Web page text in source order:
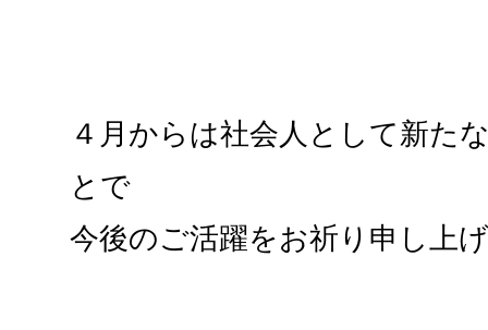
４月からは社会人として新た
とで
今後のご活躍をお祈り申し上